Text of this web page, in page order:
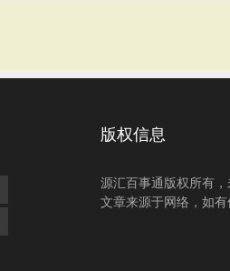
版权信息
源汇百事通版权所有
文章来源于网络，如有